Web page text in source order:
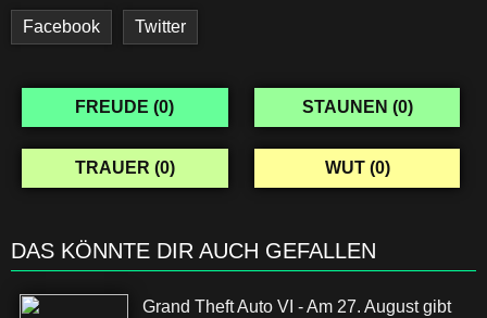
Facebook Twitter
FREUDE (0) STAUNEN (0)
TRAUER (0) WUT (0)
DAS KÖNNTE DIR AUCH GEFALLEN
Grand Theft Auto VI - Am 27. August gibt